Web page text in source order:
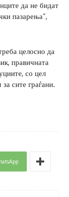
да не бидат
пазарења“,
целосно да
правичната
со цел
сите граѓани.